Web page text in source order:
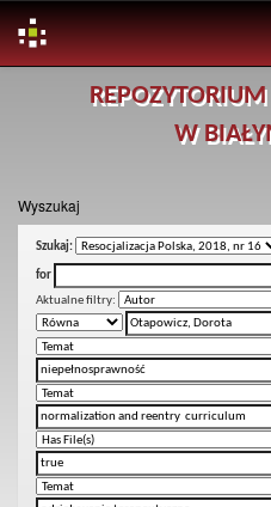
W
Wyszukaj
Szukaj:
for
Aktualne filtry: